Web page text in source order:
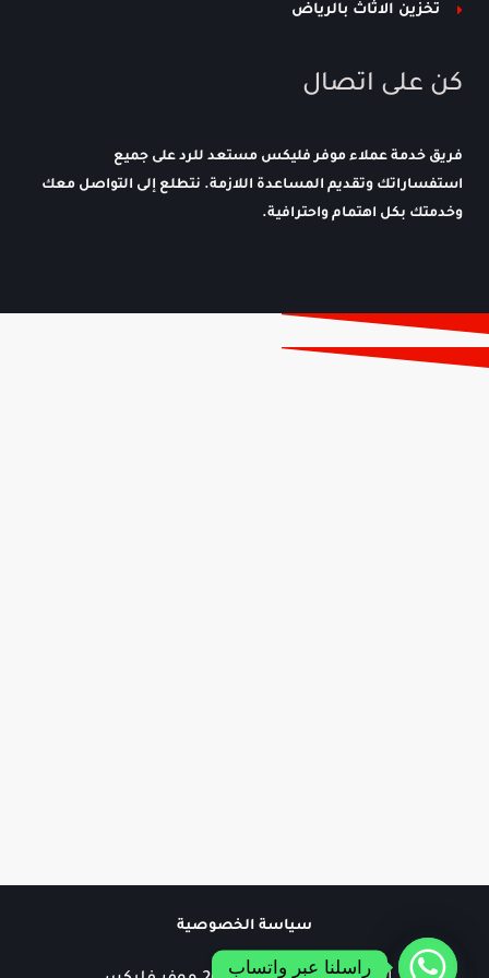
تخزين الاثاث بالرياض
كن على اتصال
فريق خدمة عملاء موفر فليكس مستعد للرد على جميع
استفساراتك وتقديم المساعدة اللازمة. نتطلع إلى التواصل معك
وخدمتك بكل اهتمام واحترافية.
سياسة الخصوصية
راسلنا عبر واتساب